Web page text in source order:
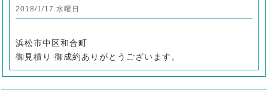
2018/1/17 水曜日
浜松市中区和合町
御見積り 御成約ありがとうございます。